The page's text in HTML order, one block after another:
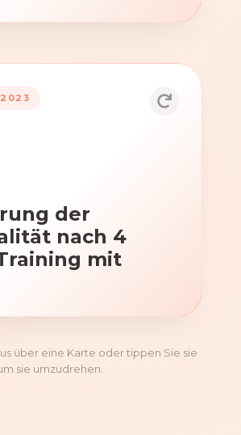
der
nach 4
mit
Anwendung von ViViRA
und Koordination nach
über eine Karte oder tippen Sie sie
sie umzudrehen.